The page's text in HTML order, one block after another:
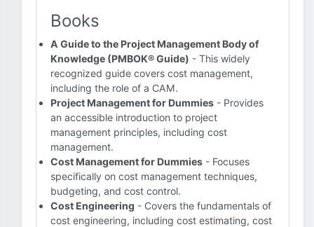
Books
A Guide to the Project Management Body of
Knowledge (PMBOK® Guide) - This widely
recognized guide covers cost management,
including the role of a CAM.
Project Management for Dummies - Provides
an accessible introduction to project
management principles, including cost
management.
Cost Management for Dummies - Focuses
specifically on cost management techniques,
budgeting, and cost control.
Cost Engineering - Covers the fundamentals of
cost engineering, including cost estimating, cost